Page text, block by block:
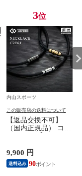
3位
内山スポーツ
この販売店の送料について
【返品交換不可】
（国内正規品） コラ
トッテ ネックレス
CREST ABAAS 【
ABAAS5 磁気ネック
9,900 円
送料込み 90